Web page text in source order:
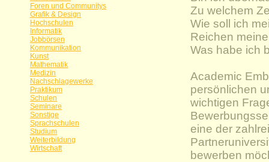
Foren und Communitys
Grafik & Design
Hochschulen
Informatik
Jobbörsen
Kommunikation
Kunst
Mathematik
Medizin
Nachschlagewerke
Praktikum
Schulen
Seminare
Sonstige
Sprachschulen
Studium
Weiterbildung
Wirtschaft
Zu welchem
Wie soll ich
Reichen
Was habe ich
Academic
persönlichen
wichtigen
eine der
bewerben